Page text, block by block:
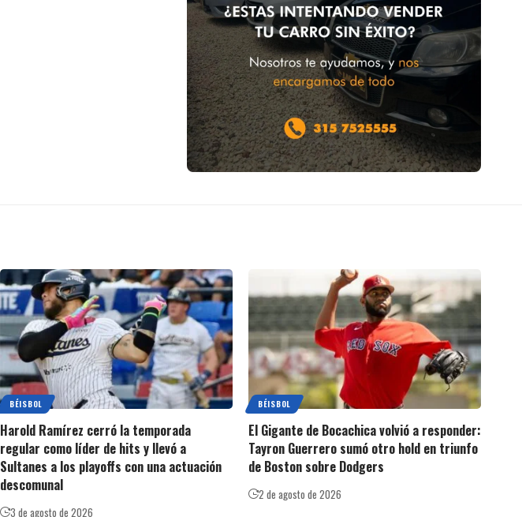
BÉISBOL
Harold Ramírez cerró la temporada
regular como líder de hits y llevó a
Sultanes a los playoffs con una actuación
descomunal
3 de agosto de 2026
BÉISBOL
El Gigante de Bocachica volvió a responder:
Tayron Guerrero sumó otro hold en triunfo
de Boston sobre Dodgers
2 de agosto de 2026